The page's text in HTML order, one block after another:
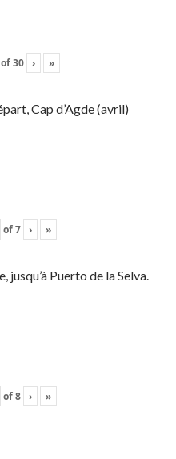
of30 › »
Cap d’Agde (avril)
of7 › »
jusqu’à Puerto de la Selva.
of8 › »